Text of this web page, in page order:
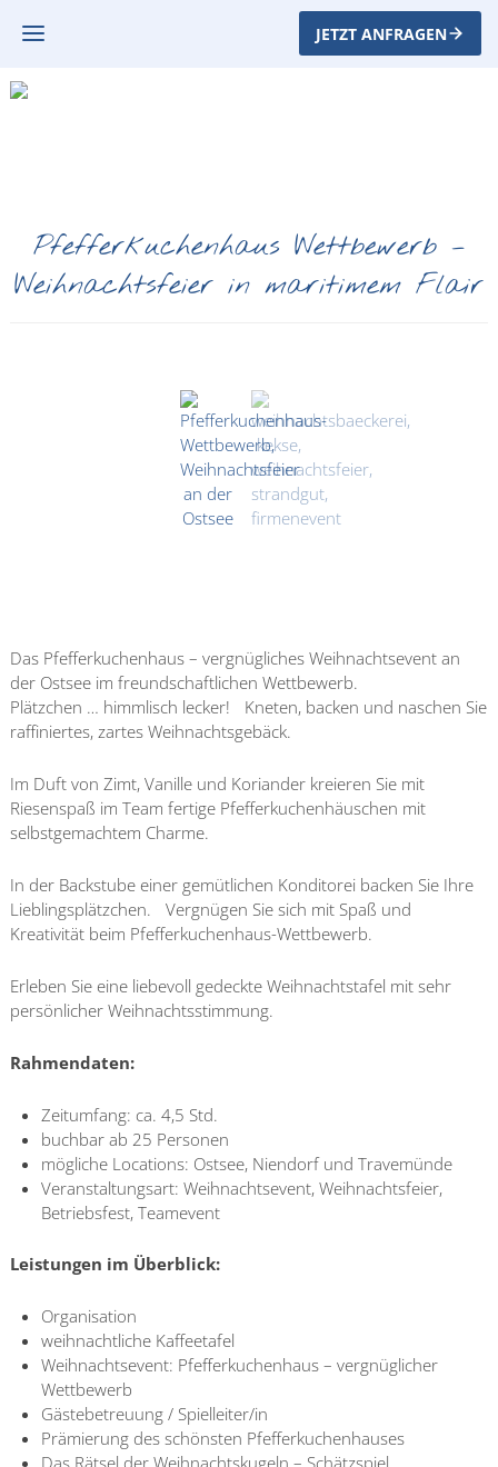
JETZT ANFRAGEN
Pfefferkuchenhaus Wettbewerb –
Weihnachtsfeier in maritimem Flair
Das Pfefferkuchenhaus – vergnügliches Weihnachtsevent an
der Ostsee im freundschaftlichen Wettbewerb.
Plätzchen … himmlisch lecker! Kneten, backen und naschen Sie
raffiniertes, zartes Weihnachtsgebäck.
Im Duft von Zimt, Vanille und Koriander kreieren Sie mit
Riesenspaß im Team fertige Pfefferkuchenhäuschen mit
selbstgemachtem Charme.
In der Backstube einer gemütlichen Konditorei backen Sie Ihre
Lieblingsplätzchen. Vergnügen Sie sich mit Spaß und
Kreativität beim Pfefferkuchenhaus-Wettbewerb.
Erleben Sie eine liebevoll gedeckte Weihnachtstafel mit sehr
persönlicher Weihnachtsstimmung.
Rahmendaten:
Zeitumfang: ca. 4,5 Std.
buchbar ab 25 Personen
mögliche Locations: Ostsee, Niendorf und Travemünde
Veranstaltungsart: Weihnachtsevent, Weihnachtsfeier,
Betriebsfest, Teamevent
Leistungen im Überblick:
Organisation
weihnachtliche Kaffeetafel
Weihnachtsevent: Pfefferkuchenhaus – vergnüglicher
Wettbewerb
Gästebetreuung / Spielleiter/in
Prämierung des schönsten Pfefferkuchenhauses
Das Rätsel der Weihnachtskugeln – Schätzspiel